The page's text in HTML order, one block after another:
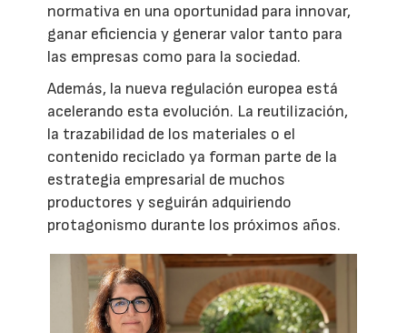
normativa en una oportunidad para innovar,
ganar eficiencia y generar valor tanto para
las empresas como para la sociedad.
Además, la nueva regulación europea está
acelerando esta evolución. La reutilización,
la trazabilidad de los materiales o el
contenido reciclado ya forman parte de la
estrategia empresarial de muchos
productores y seguirán adquiriendo
protagonismo durante los próximos años.